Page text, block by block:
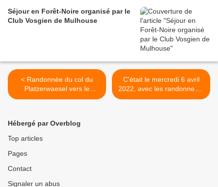
Séjour en Forêt-Noire organisé par le
Club Vosgien de Mulhouse
< Randonnée du col du
Platzerwaesel vers le
Markstein, mercredi 13 avril
C'était le mercredi 6 avril
2022, avec les randonneurs
>
Hébergé par Overblog
Top articles
Pages
Contact
Signaler un abus